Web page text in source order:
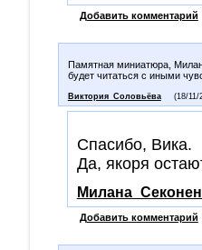
Добавить комментарий
Памятная миниатюра,
будет читаться с иными
Виктория_Соловьёва (18/11/
Спасибо, Вика.
Да, якоря
Добавить комментарий